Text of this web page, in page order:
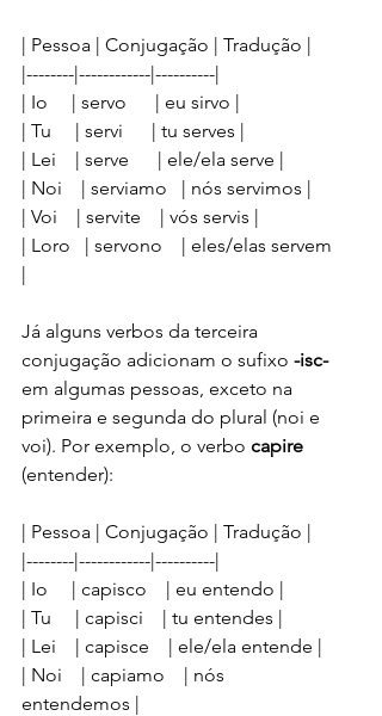
| Pessoa | Conjugação | Tradução |
|--------|------------|----------|
| Io     | servo      | eu sirvo |
| Tu     | servi      | tu serves |
| Lei    | serve      | ele/ela serve |
| Noi    | serviamo   | nós servimos |
| Voi    | servite    | vós servis |
| Loro   | servono    | eles/elas servem
|
Já alguns verbos da terceira
conjugação adicionam o sufixo -isc-
em algumas pessoas, exceto na
primeira e segunda do plural (noi e
voi). Por exemplo, o verbo capire
(entender):
| Pessoa | Conjugação | Tradução |
|--------|------------|----------|
| Io     | capisco    | eu entendo |
| Tu     | capisci    | tu entendes |
| Lei    | capisce    | ele/ela entende |
| Noi    | capiamo    | nós
entendemos |